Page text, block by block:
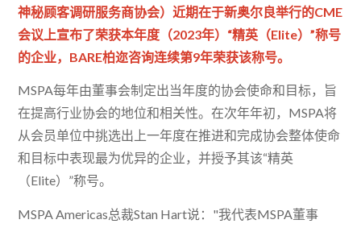
神秘顾客调研服务商协会）近期在于新奥尔良举行的CME
会议上宣布了荣获本年度（2023年）“精英（Elite）”称号
的企业，BARE柏迩咨询连续第9年荣获该称号。
MSPA每年由董事会制定出当年度的协会使命和目标，旨
在提高行业协会的地位和相关性。在次年年初，MSPA将
从会员单位中挑选出上一年度在推进和完成协会整体使命
和目标中表现最为优异的企业，并授予其该“精英
（Elite）”称号。
MSPA Americas总裁Stan Hart说："我代表MSPA董事